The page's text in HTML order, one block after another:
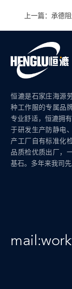
上一篇：承德
恒漉是石家庄海源
种工作服的专属品
专业舒适，恒漉拥
于研发生产防静电
产工厂自有标准化
品质检优质出厂，
基石。多年来我司